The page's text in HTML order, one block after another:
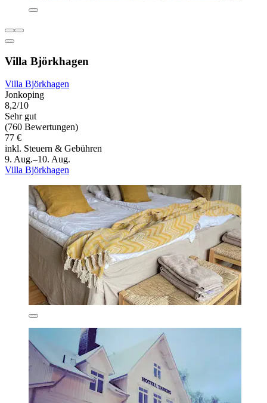
Villa Björkhagen
Villa Björkhagen
Jonkoping
8,2/10
Sehr gut
(760 Bewertungen)
77 €
inkl. Steuern & Gebühren
9. Aug.–10. Aug.
Villa Björkhagen